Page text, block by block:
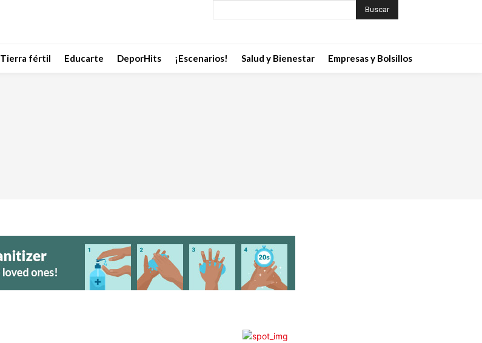
Buscar
Tierra fértil Educarte DeporHits ¡Escenarios! Salud y Bienestar Empresas y Bolsillos